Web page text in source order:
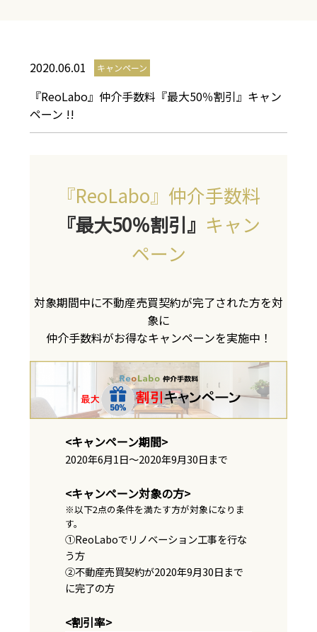
2020.06.01 キャンペーン
『ReoLabo』仲介手数料『最大50％割引』キャン
ペーン !!
『ReoLabo』仲介手数料
『最大50％割引』 キャン
ペーン
対象期間中に不動産売買契約が完了された方を対
象に
仲介手数料がお得なキャンペーンを実施中！
<キャンペーン期間>
2020年6月1日～2020年9月30日まで
<キャンペーン対象の方>
※以下2点の条件を満たす方が対象になりま
す。
①ReoLaboでリノベーション工事を行な
う方
②不動産売買契約が2020年9月30日まで
に完了の方
<割引率>